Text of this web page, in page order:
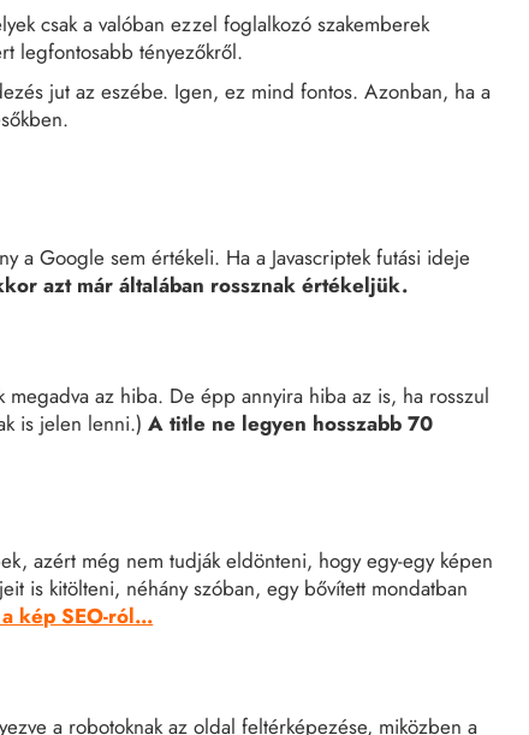
csak a valóban ezzel foglalkozó szakemberek
legfontosabb tényezőkről.
jut az eszébe. Igen, ez mind fontos. Azonban, ha a
a Google sem értékeli. Ha a Javascriptek futási ideje
azt már általában rossznak értékeljük.
az hiba. De épp annyira hiba az is, ha rosszul
is jelen lenni.)A title ne legyen hosszabb 70
azért még nem tudják eldönteni, hogy egy-egy képen
is kitölteni, néhány szóban, egy bővített mondatban
kép SEO-ról...
a robotoknak az oldal feltérképezése, miközben a